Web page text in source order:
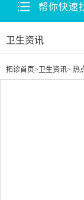
帮你快速
卫生资讯
拓诊首页> 卫生资讯> 热